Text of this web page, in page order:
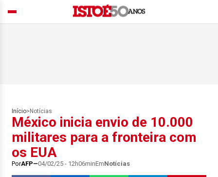
Início> Notícias
México inicia envio de 10.000
militares para a fronteira com
os EUA
PorAFP 04/02/25 - 12h06minEmNotícias